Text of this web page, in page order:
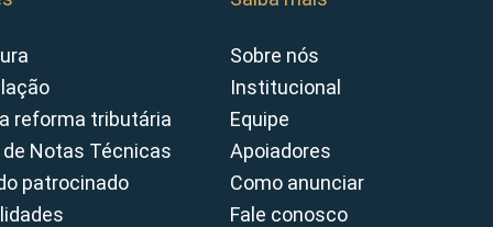
reforma tributária
Notas Técnicas
patrocinado
Sobre nós
Institucional
Equipe
Apoiadores
Como anunciar
Fale conosco